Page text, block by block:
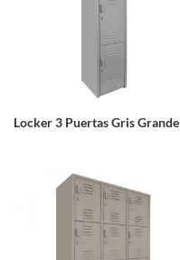
Locker 3 Puertas Gris Grande